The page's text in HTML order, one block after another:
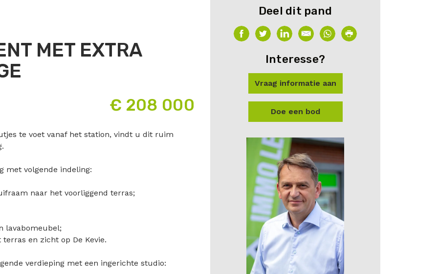
MET EXTRA
€ 208 000
te voet vanaf het station, vindt u dit ruim
met volgende indeling:
naar het voorliggend terras;
lavabomeubel;
en zicht op De Kevie.
verdieping met een ingerichte studio:
Deel dit pand
Interesse?
Vraag informatie aan
Doe een bod